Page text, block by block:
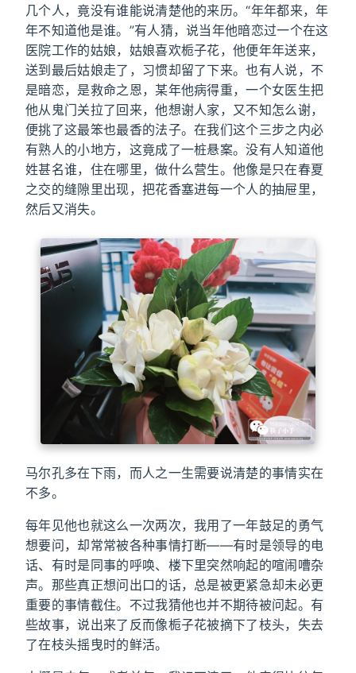
几个人，竟没有谁能说清楚他的来历。“年年都来，年
年不知道他是谁。”有人猜，说当年他暗恋过一个在这
医院工作的姑娘，姑娘喜欢栀子花，他便年年送来，
送到最后姑娘走了，习惯却留了下来。也有人说，不
是暗恋，是救命之恩，某年他病得重，一个女医生把
他从鬼门关拉了回来，他想谢人家，又不知怎么谢，
便挑了这最笨也最香的法子。在我们这个三步之内必
有熟人的小地方，这竟成了一桩悬案。没有人知道他
姓甚名谁，住在哪里，做什么营生。他像是只在春夏
之交的缝隙里出现，把花香塞进每一个人的抽屉里，
然后又消失。
马尔孔多在下雨，而人之一生需要说清楚的事情实在
不多。
每年见他也就这么一次两次，我用了一年鼓足的勇气
想要问，却常常被各种事情打断——有时是领导的电
话、有时是同事的呼唤、楼下里突然响起的喧闹嘈杂
声。那些真正想问出口的话，总是被更紧急却未必更
重要的事情截住。不过我猜他也并不期待被问起。有
些故事，说出来了反而像栀子花被摘下了枝头，失去
了在枝头摇曳时的鲜活。